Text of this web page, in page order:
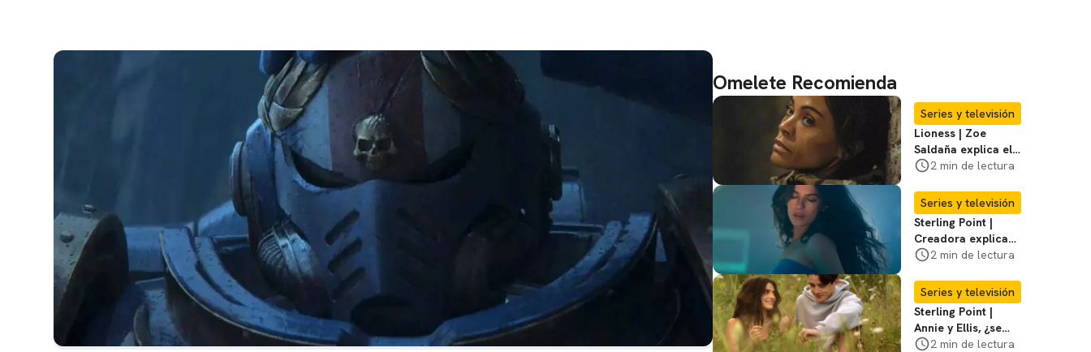
Omelete Recomienda
Series y televisión
Lioness | Zoe
Saldaña explica el
violento secuestro
temporada 3
2 min de lectura
Series y televisión
Sterling Point |
Creadora explica
momentos clave del
2 min de lectura
Series y televisión
Sterling Point |
Annie y Ellis, ¿se
quedan juntos o
2 min de lectura